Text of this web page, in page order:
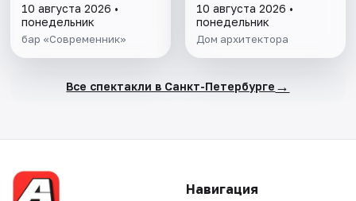
10 августа 2026 •
понедельник
бар «Современник»
10 августа 2026 •
понедельник
Дом архитектора
Все спектакли в Санкт-Петербурге →
Навигация